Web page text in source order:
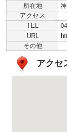
所在地
アクセス
TEL
URL
その他
アクセ